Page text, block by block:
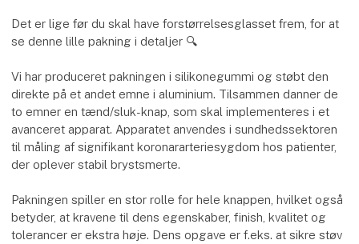
Det er lige før du skal have forstørrelsesglasset frem, for at
se denne lille pakning i detaljer 🔍
Vi har produceret pakningen i silikonegummi og støbt den
direkte på et andet emne i aluminium. Tilsammen danner de
to emner en tænd/sluk-knap, som skal implementeres i et
avanceret apparat. Apparatet anvendes i sundhedssektoren
til måling af signifikant koronararteriesygdom hos patienter,
der oplever stabil brystsmerte.
Pakningen spiller en stor rolle for hele knappen, hvilket også
betyder, at kravene til dens egenskaber, finish, kvalitet og
tolerancer er ekstra høje. Dens opgave er f.eks. at sikre støv